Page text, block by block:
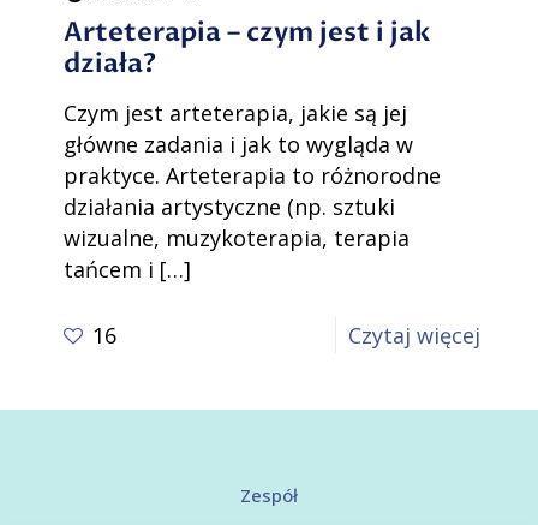
Arteterapia – czym jest i jak
działa?
Czym jest arteterapia, jakie są jej
główne zadania i jak to wygląda w
praktyce. Arteterapia to różnorodne
działania artystyczne (np. sztuki
wizualne, muzykoterapia, terapia
tańcem i […]
16 Czytaj więcej
–
Zespół